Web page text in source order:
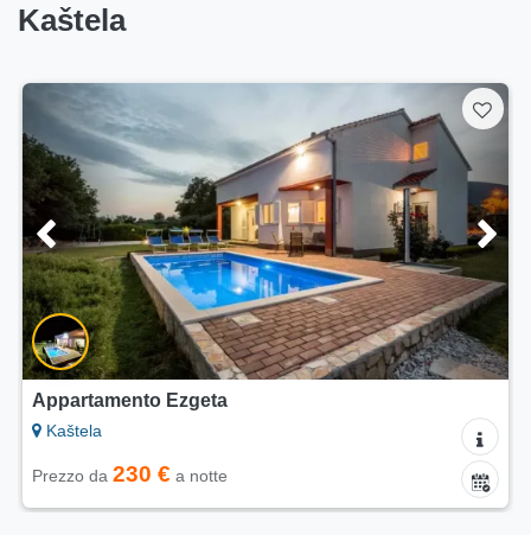
Kaštela
Appartamento Ezgeta
Kaštela
Prezzo da 230 € a notte